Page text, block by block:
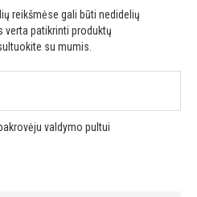
reikšmėse gali būti nedidelių
patikrinti produktų
su mumis.
valdymo pultui